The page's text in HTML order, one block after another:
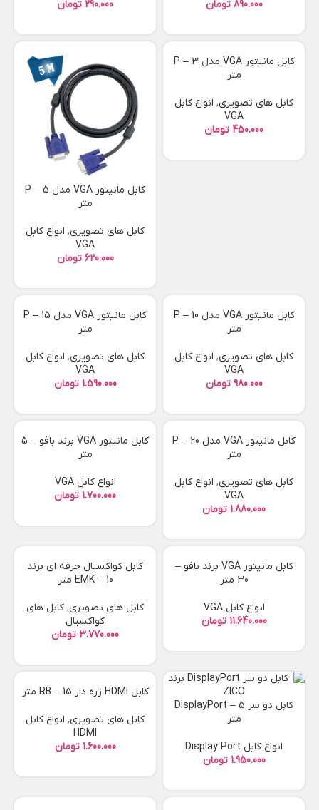
تومان تومان
کابل مانیتور VGA مدل P – 3
متر
کابل های تصویری, انواع کابل
VGA
تومان
کابل مانیتور VGA مدل P – 5
متر
کابل های تصویری, انواع کابل
VGA
تومان
کابل مانیتور VGA مدل P – 10
متر
کابل های تصویری, انواع کابل
VGA
تومان
کابل مانیتور VGA مدل P – 15
متر
کابل های تصویری, انواع کابل
VGA
تومان
کابل مانیتور VGA مدل P – 20
متر
کابل های تصویری, انواع کابل
VGA
تومان
کابل مانیتور VGA برند بافو – 5
متر
انواع کابل VGA
تومان
کابل مانیتور VGA برند بافو –
30 متر
انواع کابل VGA
تومان
کابل کواکسیال حرفه ای برند
EMK – 10 متر
کابل های تصویری, کابل های
کواکسیال
تومان
کابل دو سر DisplayPort – 5
متر
انواع کابل Display Port
تومان
کابل HDMI زره دار RB – 15 متر
کابل های تصویری, انواع کابل
HDMI
تومان